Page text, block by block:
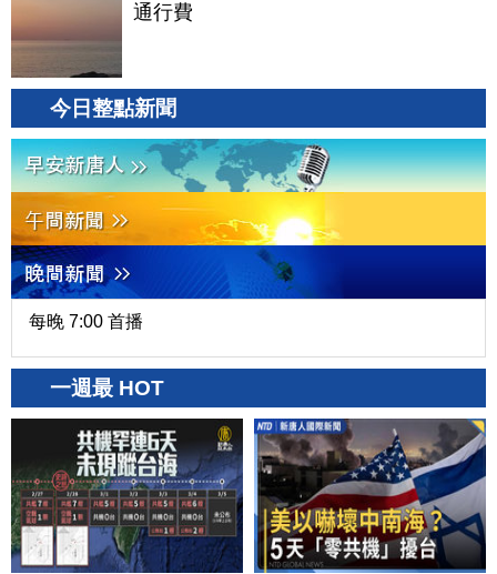
通行費
今日整點新聞
每晚 7:00 首播
一週最 HOT